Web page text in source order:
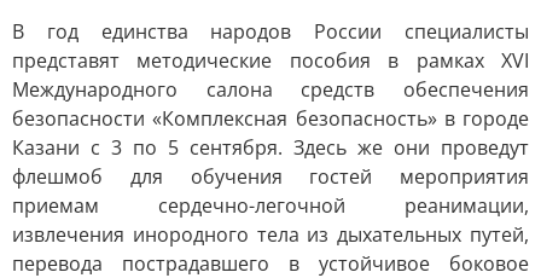
В год единства народов России специалисты
представят методические пособия в рамках XVI
Международного салона средств обеспечения
безопасности «Комплексная безопасность» в городе
Казани с 3 по 5 сентября. Здесь же они проведут
флешмоб для обучения гостей мероприятия
приемам сердечно-легочной реанимации,
извлечения инородного тела из дыхательных путей,
перевода пострадавшего в устойчивое боковое